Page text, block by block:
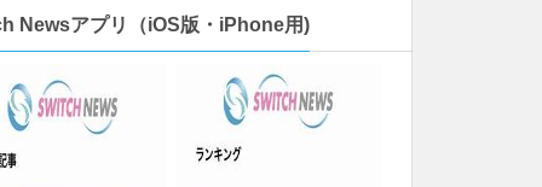
Newsアプリ（iOS版・iPhone用)